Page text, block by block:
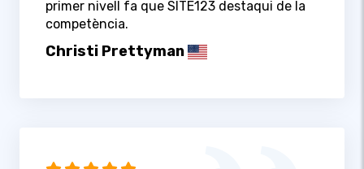
primer nivell fa que SITE123 destaqui de la
competència.
Christi Prettyman